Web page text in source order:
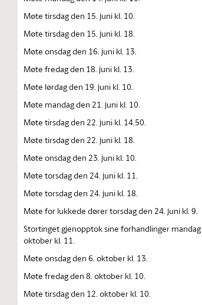
Møte tirsdag den 15. juni kl. 10.
Møte tirsdag den 15. juni kl. 18.
Møte onsdag den 16. juni kl. 13.
Møte fredag den 18. juni kl. 13.
Møte lørdag den 19. juni kl. 10.
Møte mandag den 21. juni kl. 10.
Møte tirsdag den 22. juni kl. 14.50.
Møte tirsdag den 22. juni kl. 18.
Møte onsdag den 23. juni kl. 10.
Møte torsdag den 24. juni kl. 11.
Møte torsdag den 24. juni kl. 18.
Møte for lukkede dører torsdag den 24. juni kl. 9.
Stortinget gjenopptok sine forhandlinger mandag
oktober kl. 11.
Møte onsdag den 6. oktober kl. 13.
Møte fredag den 8. oktober kl. 10.
Møte tirsdag den 12. oktober kl. 10.